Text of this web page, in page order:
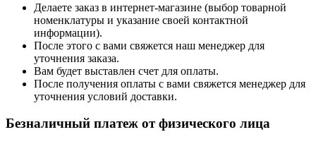
Делаете заказ в интернет-магазине (выбор товарной
номенклатуры и указание своей контактной
информации).
После этого с вами свяжется наш менеджер для
уточнения заказа.
Вам будет выставлен счет для оплаты.
После получения оплаты с вами свяжется менеджер для
уточнения условий доставки.
Безналичный платеж от физического лица